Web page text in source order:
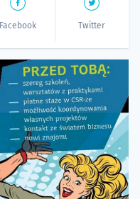
Facebook Twitter
20.09
"Навчання